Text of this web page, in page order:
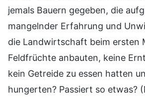
jemals Bauern gegeben, die
mangelnder Erfahrung und
die Landwirtschaft beim ersten
Feldfrüchte anbauten, keine
kein Getreide zu essen hatten
hungerten? Passiert so etwas?